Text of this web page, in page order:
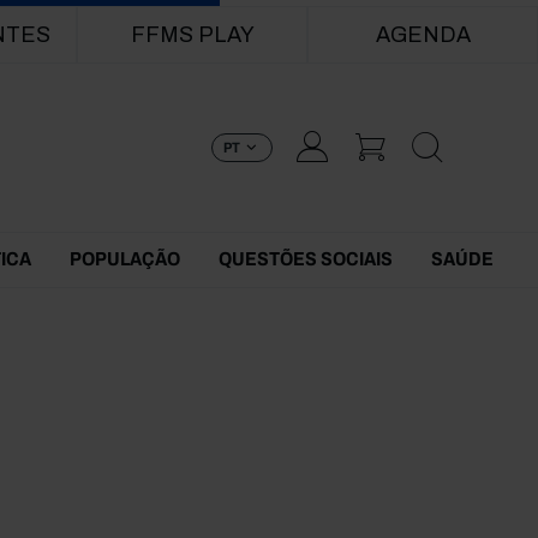
FFMS PLAY AGENDA
PT
POPULAÇÃO QUESTÕES SOCIAIS SAÚDE